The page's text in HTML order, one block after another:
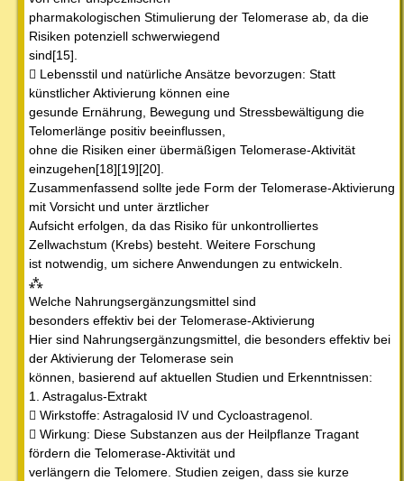
pharmakologischen Stimulierung der Telomerase ab, da die
Risiken potenziell schwerwiegend
sind[15].
 Lebensstil und natürliche Ansätze bevorzugen: Statt
künstlicher Aktivierung können eine
gesunde Ernährung, Bewegung und Stressbewältigung die
Telomerlänge positiv beeinflussen,
ohne die Risiken einer übermäßigen Telomerase-Aktivität
einzugehen[18][19][20].
Zusammenfassend sollte jede Form der Telomerase-Aktivierung
mit Vorsicht und unter ärztlicher
Aufsicht erfolgen, da das Risiko für unkontrolliertes
Zellwachstum (Krebs) besteht. Weitere Forschung
ist notwendig, um sichere Anwendungen zu entwickeln.
⁂
Welche Nahrungsergänzungsmittel sind
besonders effektiv bei der Telomerase-Aktivierung
Hier sind Nahrungsergänzungsmittel, die besonders effektiv bei
der Aktivierung der Telomerase sein
können, basierend auf aktuellen Studien und Erkenntnissen:
1. Astragalus-Extrakt
 Wirkstoffe: Astragalosid IV und Cycloastragenol.
 Wirkung: Diese Substanzen aus der Heilpflanze Tragant
fördern die Telomerase-Aktivität und
verlängern die Telomere. Studien zeigen, dass sie kurze